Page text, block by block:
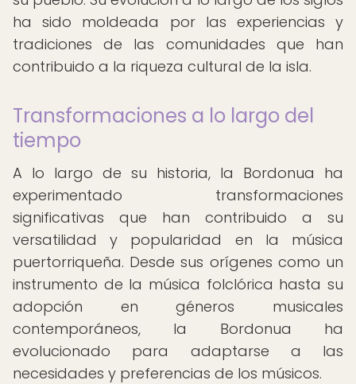
ha sido moldeada por las experiencias y
tradiciones de las comunidades que han
contribuido a la riqueza cultural de la isla.
Transformaciones a lo largo del
tiempo
A lo largo de su historia, la Bordonua ha
experimentado transformaciones
significativas que han contribuido a su
versatilidad y popularidad en la música
puertorriqueña. Desde sus orígenes como un
instrumento de la música folclórica hasta su
adopción en géneros musicales
contemporáneos, la Bordonua ha
evolucionado para adaptarse a las
necesidades y preferencias de los músicos.